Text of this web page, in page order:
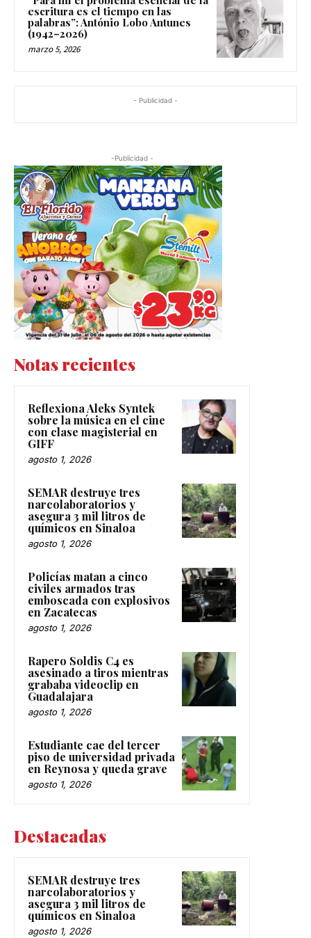
escritura es el tiempo en las
palabras”: António Lobo Antunes
(1942–2026)
marzo 5, 2026
- Publicidad -
-Publicidad -
Notas recientes
Reflexiona Aleks Syntek
sobre la música en el cine
con clase magisterial en
GIFF
agosto 1, 2026
SEMAR destruye tres
narcolaboratorios y
asegura 3 mil litros de
químicos en Sinaloa
agosto 1, 2026
Policías matan a cinco
civiles armados tras
emboscada con explosivos
en Zacatecas
agosto 1, 2026
Rapero Soldis C4 es
asesinado a tiros mientras
grababa videoclip en
Guadalajara
agosto 1, 2026
Estudiante cae del tercer
piso de universidad privada
en Reynosa y queda grave
agosto 1, 2026
Destacadas
SEMAR destruye tres
narcolaboratorios y
asegura 3 mil litros de
químicos en Sinaloa
agosto 1, 2026